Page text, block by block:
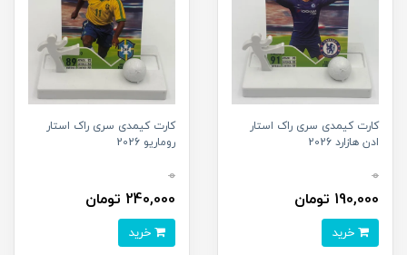
کارت کیمدی سری راک استار
ادن هازارد 2026
0
190,000 تومان
کارت کیمدی سری راک استار
روماریو 2026
0
240,000 تومان